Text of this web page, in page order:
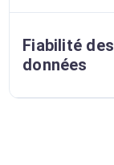
Fiabilité des
données